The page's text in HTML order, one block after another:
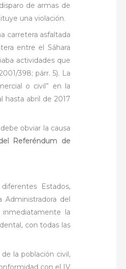
de armas de
una violación.
carretera asfaltada
entre el Sáhara
actividades que
398; párr. 5). La
o civil” en la
hasta abril de 2017
obviar la causa
Referéndum de
Estados,
del
la
con todas las
la población civil,
con el IV